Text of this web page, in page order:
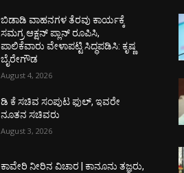
ಬಿಡಾಡಿ ವಾಹನಗಳ ತೆರವು ಕಾರ್ಯಕ್ಕೆ
ಸಮಗ್ರ ಆಕ್ಷನ್ ಪ್ಲಾನ್ ರೂಪಿಸಿ,
ಪಾಲಿಕೆವಾರು ವೇಳಾಪಟ್ಟಿ ಸಿದ್ಧಪಡಿಸಿ: ಕೃಷ್ಣ
ಬೈರೇಗೌಡ
August 4, 2026
ಡಿ ಕೆ ಸಚಿವ ಸಂಪುಟ ಫುಲ್, ಇವರೇ
ನೂತನ ಸಚಿವರು
August 3, 2026
ಕಾವೇರಿ ನೀರಿನ ವಿಚಾರ | ಕಾನೂನು ತಜ್ಞರು,